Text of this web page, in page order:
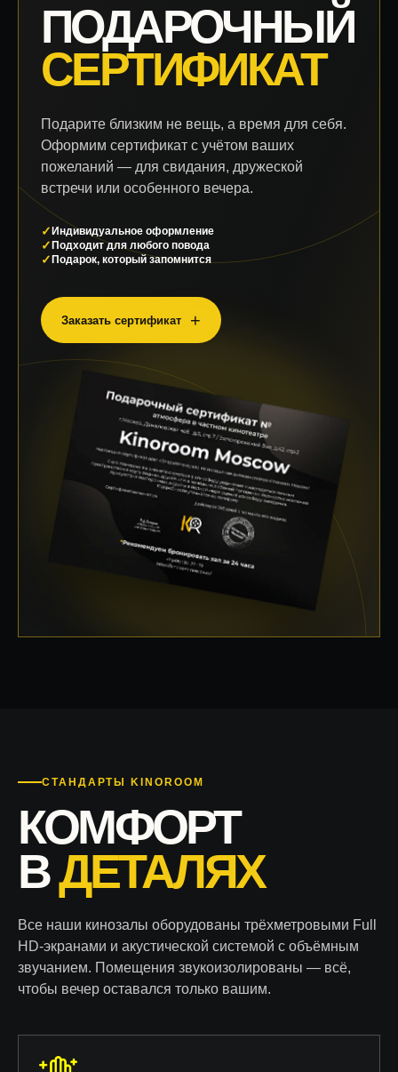
ПОДАРОЧНЫЙ
СЕРТИФИКАТ
Подарите близким не вещь, а время для себя.
Оформим сертификат с учётом ваших
пожеланий — для свидания, дружеской
встречи или особенного вечера.
Индивидуальное оформление
Подходит для любого повода
Подарок, который запомнится
Заказать сертификат
СТАНДАРТЫ KINOROOM
КОМФОРТ
ВДЕТАЛЯХ
Все наши кинозалы оборудованы трёхметровыми Full
HD-экранами и акустической системой с объёмным
звучанием. Помещения звукоизолированы — всё,
чтобы вечер оставался только вашим.